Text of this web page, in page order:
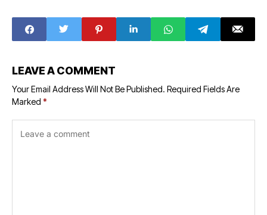
LEAVE A COMMENT
Your Email Address Will Not Be Published. Required Fields Are
Marked *